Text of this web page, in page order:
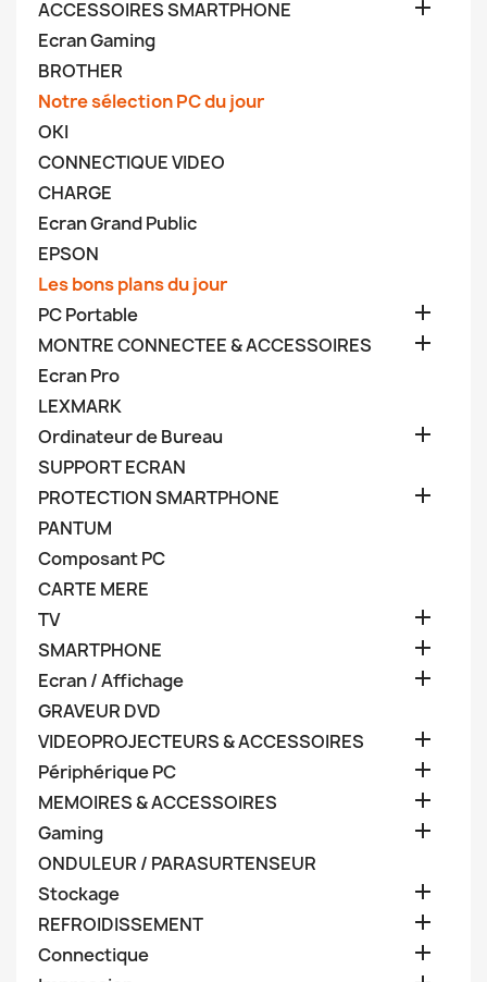
ACCESSOIRES SMARTPHONE 
Ecran Gaming
BROTHER
Notre sélection PC du jour
OKI
CONNECTIQUE VIDEO
CHARGE
Ecran Grand Public
EPSON
Les bons plans du jour
PC Portable

MONTRE CONNECTEE & ACCESSOIRES 
Ecran Pro
LEXMARK
Ordinateur de Bureau

SUPPORT ECRAN
PROTECTION SMARTPHONE

PANTUM
Composant PC
CARTE MERE
TV

SMARTPHONE 
Ecran / Affichage 
GRAVEUR DVD
VIDEOPROJECTEURS & ACCESSOIRES

Périphérique PC 
MEMOIRES & ACCESSOIRES 
Gaming 
ONDULEUR / PARASURTENSEUR
Stockage

REFROIDISSEMENT 
Connectique 